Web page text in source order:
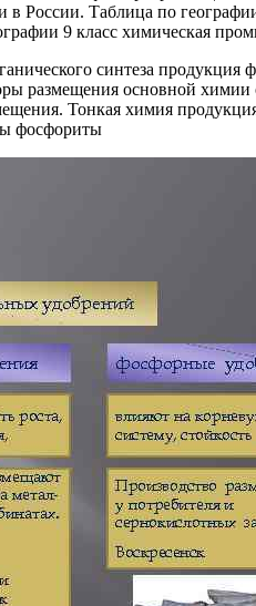
России. Таблица по
9 класс химическая
Тонкая химия
фосфориты